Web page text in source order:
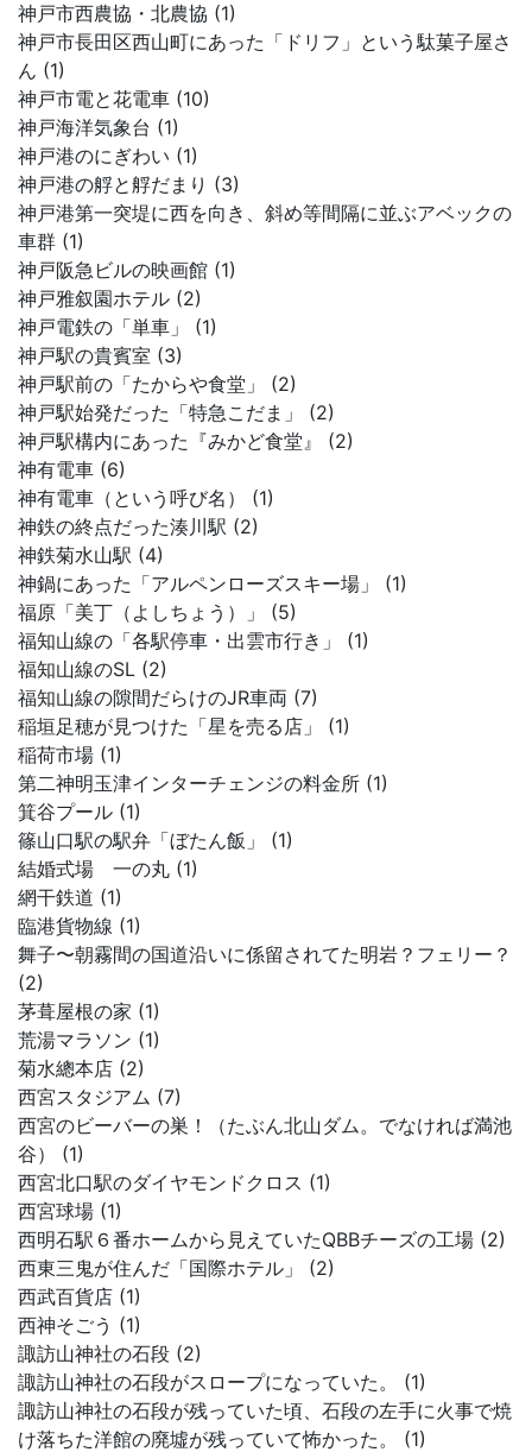
神戸市西農協・北農協 (1)
神戸市長田区西山町にあった「ドリフ」という駄菓子屋さ
ん (1)
神戸市電と花電車 (10)
神戸海洋気象台 (1)
神戸港のにぎわい (1)
神戸港の艀と艀だまり (3)
神戸港第一突堤に西を向き、斜め等間隔に並ぶアベックの
車群 (1)
神戸阪急ビルの映画館 (1)
神戸雅叙園ホテル (2)
神戸電鉄の「単車」 (1)
神戸駅の貴賓室 (3)
神戸駅前の「たからや食堂」 (2)
神戸駅始発だった「特急こだま」 (2)
神戸駅構内にあった『みかど食堂』 (2)
神有電車 (6)
神有電車（という呼び名） (1)
神鉄の終点だった湊川駅 (2)
神鉄菊水山駅 (4)
神鍋にあった「アルペンローズスキー場」 (1)
福原「美丁（よしちょう）」 (5)
福知山線の「各駅停車・出雲市行き」 (1)
福知山線のSL (2)
福知山線の隙間だらけのJR車両 (7)
稲垣足穂が見つけた「星を売る店」 (1)
稲荷市場 (1)
第二神明玉津インターチェンジの料金所 (1)
箕谷プール (1)
篠山口駅の駅弁「ぼたん飯」 (1)
結婚式場 一の丸 (1)
網干鉄道 (1)
臨港貨物線 (1)
舞子〜朝霧間の国道沿いに係留されてた明岩？フェリー？
(2)
茅葺屋根の家 (1)
荒湯マラソン (1)
菊水總本店 (2)
西宮スタジアム (7)
西宮のビーバーの巣！（たぶん北山ダム。でなければ満池
谷） (1)
西宮北口駅のダイヤモンドクロス (1)
西宮球場 (1)
西明石駅６番ホームから見えていたQBBチーズの工場 (2)
西東三鬼が住んだ「国際ホテル」 (2)
西武百貨店 (1)
西神そごう (1)
諏訪山神社の石段 (2)
諏訪山神社の石段がスロープになっていた。 (1)
諏訪山神社の石段が残っていた頃、石段の左手に火事で焼
け落ちた洋館の廃墟が残っていて怖かった。 (1)